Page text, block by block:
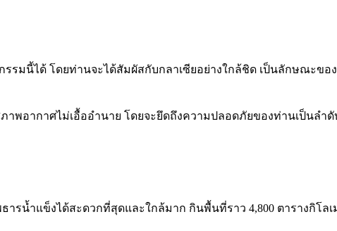
มนี้ได้ โดยท่านจะได้สัมผัสกับกลาเซียอย่างใกล้ชิด เป็นลักษณะของ
พอากาศไม่เอื้ออำนาย โดยจะยึดถึงความปลอดภัยของท่านเป็นลำดั
รน้ำแข็งได้สะดวกที่สุดและใกล้มาก กินพื้นที่ราว 4,800 ตารางกิโ